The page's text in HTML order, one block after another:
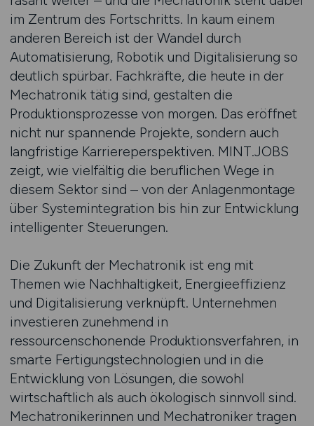
im Zentrum des Fortschritts. In kaum einem
anderen Bereich ist der Wandel durch
Automatisierung, Robotik und Digitalisierung so
deutlich spürbar. Fachkräfte, die heute in der
Mechatronik tätig sind, gestalten die
Produktionsprozesse von morgen. Das eröffnet
nicht nur spannende Projekte, sondern auch
langfristige Karriereperspektiven. MINT.JOBS
zeigt, wie vielfältig die beruflichen Wege in
diesem Sektor sind – von der Anlagenmontage
über Systemintegration bis hin zur Entwicklung
intelligenter Steuerungen.
Die Zukunft der Mechatronik ist eng mit
Themen wie Nachhaltigkeit, Energieeffizienz
und Digitalisierung verknüpft. Unternehmen
investieren zunehmend in
ressourcenschonende Produktionsverfahren, in
smarte Fertigungstechnologien und in die
Entwicklung von Lösungen, die sowohl
wirtschaftlich als auch ökologisch sinnvoll sind.
Mechatronikerinnen und Mechatroniker tragen